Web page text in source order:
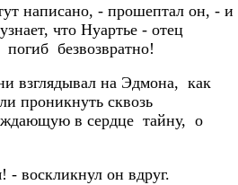
написано, - прошептал он, - и
что Нуартье - отец
безвозвратно!
взглядывал на Эдмона, как
проникнуть сквозь
в сердце тайну, о
- воскликнул он вдруг.